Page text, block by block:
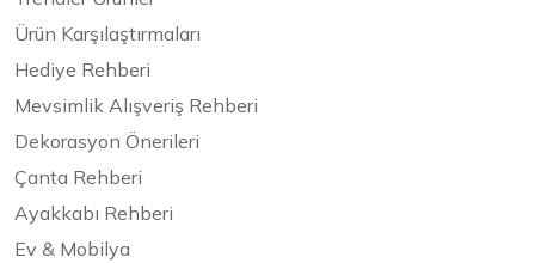
Ürün Karşılaştırmaları
Hediye Rehberi
Mevsimlik Alışveriş Rehberi
Dekorasyon Önerileri
Çanta Rehberi
Ayakkabı Rehberi
Ev & Mobilya